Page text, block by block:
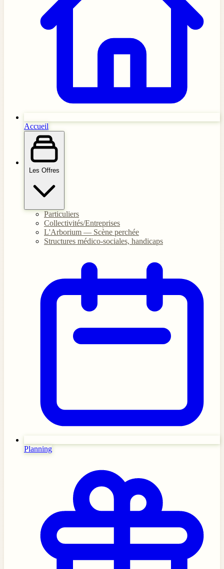
Accueil
Les Offres
Particuliers
Collectivités/Entreprises
L'Arborium — Scène perchée
Structures médico-sociales, handicaps
Planning